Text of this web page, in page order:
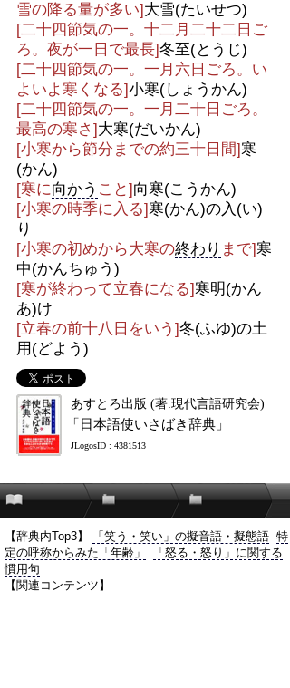
雪の降る量が多い]大雪(たいせつ)
[二十四節気の一。十二月二十二日ご
ろ。夜が一日で最長]冬至(とうじ)
[二十四節気の一。一月六日ごろ。い
よいよ寒くなる]小寒(しょうかん)
[二十四節気の一。一月二十日ごろ。
最高の寒さ]大寒(だいかん)
[小寒から節分までの約三十日間]寒
(かん)
[寒に向かう こと]向寒(こうかん)
[小寒の時季に入る]寒(かん)の入(い)
り
[小寒の初めから大寒の終わり まで]寒
中(かんちゅう)
[寒が終わって立春になる]寒明(かん
あ)け
[立春の前十八日をいう]冬(ふゆ)の土
用(どよう)
あすとろ出版 (著:現代言語研究会)
「日本語使いさばき辞典」
JLogosID : 4381513
【辞典内Top3】 「笑う・笑い」の擬音語・擬態語 特
定の呼称からみた「年齢」
「怒る・怒り」に関する
慣用句
【関連コンテンツ】